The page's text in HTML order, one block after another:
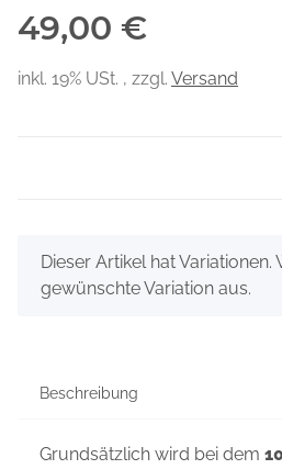
49,00 €
inkl. 19% USt. , zzgl. Versand
x
Dieser Artikel hat Variationen.
gewünschte Variation aus.
Beschreibung
Grundsätzlich wird bei dem